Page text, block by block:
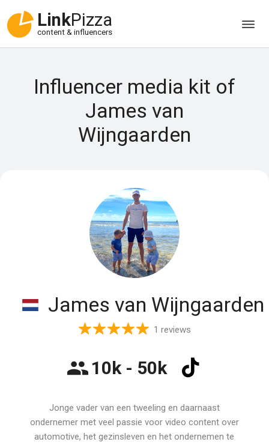
LinkPizza
content & influencers
Influencer media kit of
James van
Wijngaarden
James van Wijngaarden
1 reviews
10k - 50k
Jonge vader van een tweeling en daarnaast
ondernemer met veel passie voor video content over
automotive, het gezinsleven en het ondernemen te